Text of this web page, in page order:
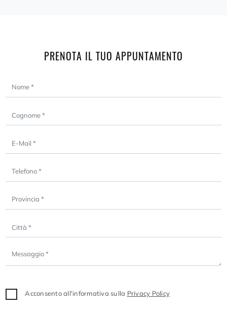
PRENOTA IL TUO APPUNTAMENTO
Acconsento all'informativa sulla Privacy Policy